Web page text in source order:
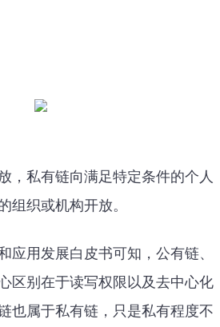
，私有链向满足特定条件的个人
组织或机构开放。
应用发展白皮书可知，公有链、
区别在于读写权限以及去中心化
也属于私有链，只是私有程度不